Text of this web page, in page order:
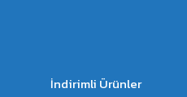
İndirimli Ürünler